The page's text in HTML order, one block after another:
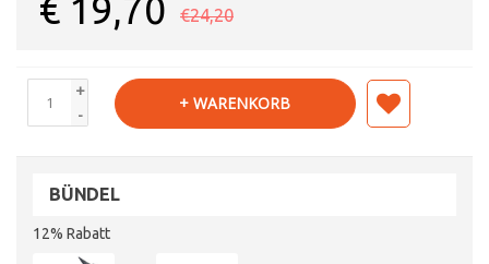
€ 19,70 €24,20
+
-
+ WARENKORB
BÜNDEL
12% Rabatt